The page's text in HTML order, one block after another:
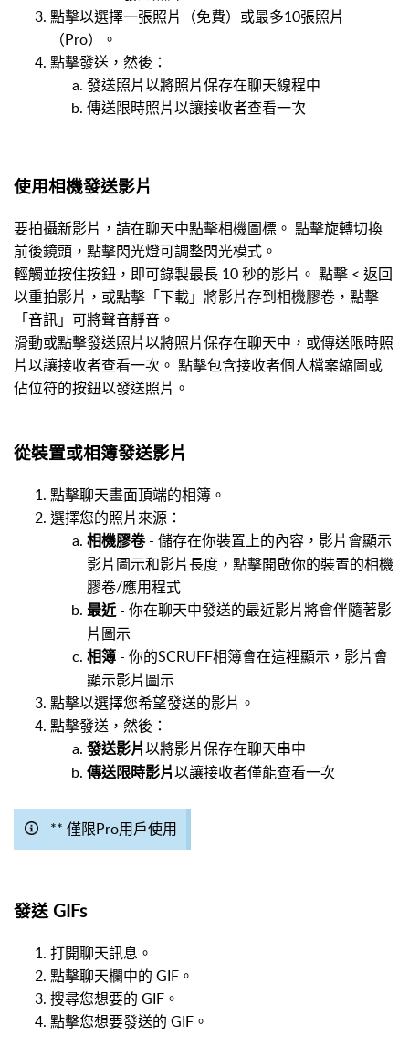
點擊以選擇一張照片（免費）或最多10張照片
（Pro）。
點擊發送，然後：
發送照片以將照片保存在聊天線程中
傳送限時照片以讓接收者查看一次
使用相機發送影片
要拍攝新影片，請在聊天中點擊相機圖標。 點擊旋轉切換
前後鏡頭，點擊閃光燈可調整閃光模式。
輕觸並按住按鈕，即可錄製最長 10 秒的影片。 點擊 < 返回
以重拍影片，或點擊「下載」將影片存到相機膠卷，點擊
「音訊」可將聲音靜音。
滑動或點擊發送照片以將照片保存在聊天中，或傳送限時照
片以讓接收者查看一次。 點擊包含接收者個人檔案縮圖或
佔位符的按鈕以發送照片。
從裝置或相簿發送影片
點擊聊天畫面頂端的相簿。
選擇您的照片來源：
相機膠卷- 儲存在你裝置上的內容，影片會顯示
影片圖示和影片長度，點擊開啟你的裝置的相機
膠卷/應用程式
最近 - 你在聊天中發送的最近影片將會伴隨著影
片圖示
相簿 - 你的SCRUFF相簿會在這裡顯示，影片會
顯示影片圖示
點擊以選擇您希望發送的影片。
點擊發送，然後：
發送影片以將影片保存在聊天串中
傳送限時影片以讓接收者僅能查看一次
** 僅限Pro用戶使用
發送 GIFs
打開聊天訊息。
點擊聊天欄中的 GIF。
搜尋您想要的 GIF。
點擊您想要發送的 GIF。